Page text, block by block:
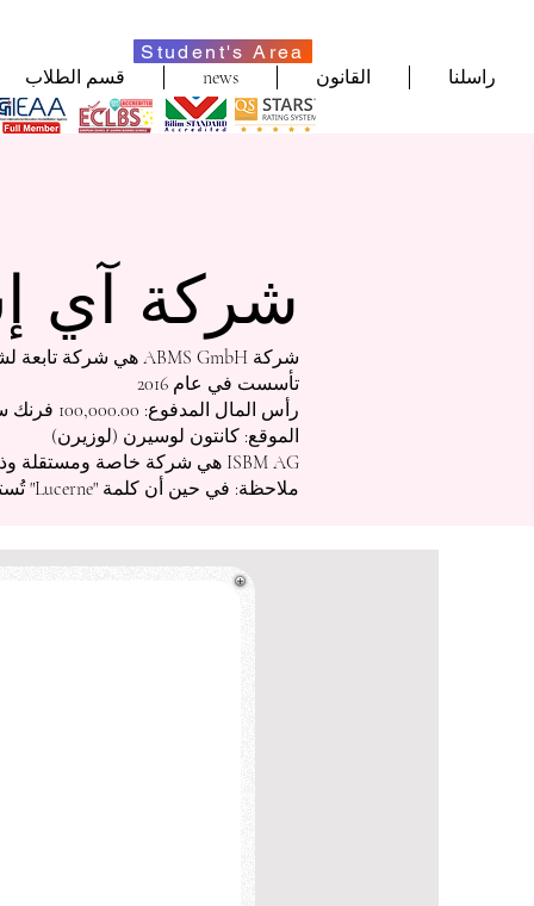
Student's Area
قسم الطلاب news القانون راسلنا
شركة آي
شركة ABMS GmbH هي شركة تابعة لشركة ISBM AG (رقم التسجيل التجاري: CH-100.3.802.225-0)
تأسست في عام 2016
رأس المال المدفوع: 100,000.00 فرنك سويسري
الموقع: كانتون لوسيرن (لوزيرن)
ISBM AG هي شركة خاصة ومستقلة وذاتية
ملاحظة: في حين أن كلمة "Lucerne" تُستخدم في اللغة الإنجليزية، يُشار إليها باسم "Luzern" في اللغة الألمانية.